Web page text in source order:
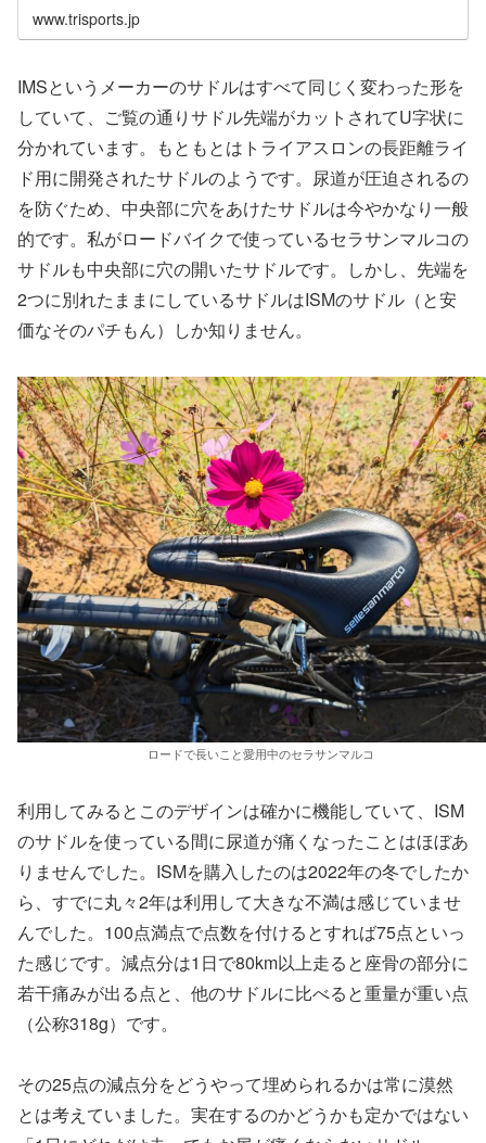
www.trisports.jp
IMSというメーカーのサドルはすべて同じく変わった形を
していて、ご覧の通りサドル先端がカットされてU字状に
分かれています。もともとはトライアスロンの長距離ライ
ド用に開発されたサドルのようです。尿道が圧迫されるの
を防ぐため、中央部に穴をあけたサドルは今やかなり一般
的です。私がロードバイクで使っているセラサンマルコの
サドルも中央部に穴の開いたサドルです。しかし、先端を
2つに別れたままにしているサドルはISMのサドル（と安
価なそのパチもん）しか知りません。
ロードで長いこと愛用中のセラサンマルコ
利用してみるとこのデザインは確かに機能していて、ISM
のサドルを使っている間に尿道が痛くなったことはほぼあ
りませんでした。ISMを購入したのは2022年の冬でしたか
ら、すでに丸々2年は利用して大きな不満は感じていませ
んでした。100点満点で点数を付けるとすれば75点といっ
た感じです。減点分は1日で80km以上走ると座骨の部分に
若干痛みが出る点と、他のサドルに比べると重量が重い点
（公称318g）です。
その25点の減点分をどうやって埋められるかは常に漠然
とは考えていました。実在するのかどうかも定かではない